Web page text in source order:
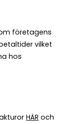
företagens
vilket
hos
HÄR och